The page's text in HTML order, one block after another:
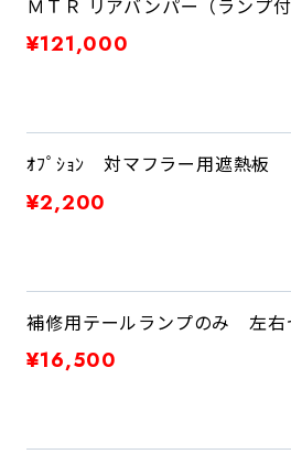
¥121,000
ｵﾌﾟｼｮﾝ 対マフラー用遮熱板
¥2,200
補修用テールランプのみ 左右
¥16,500